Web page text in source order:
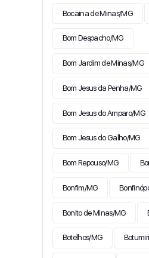
Bocaina de Minas/MG
Bom Despacho/MG
Bom Jardim de Minas/MG
Bom Jesus da Penha/MG
Bom Jesus do Amparo/MG
Bom Jesus do Galho/MG
Bom Repouso/MG
Bonfim/MG
Bonito de Minas/MG
Botelhos/MG